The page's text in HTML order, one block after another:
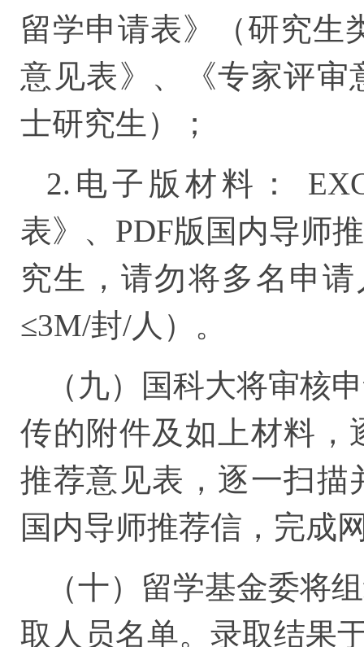
留学申请表》（研究生
意见表》、《专家评审
士研究生）；
2.电子版材料：
表》、PDF版国内导师
究生，请勿将多名申
≤3M/封/人）。
（九）国科大将审核
传的附件及如上材料，
推荐意见表，逐一扫描
国内导师推荐信，完成
（十）留学基金委将
取人员名单。录取结果